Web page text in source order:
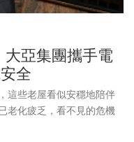
亞集團攜手電
全
這些老屋看似安穩地陪伴
老化疲乏，看不見的危機
電、短路中引爆。大亞電